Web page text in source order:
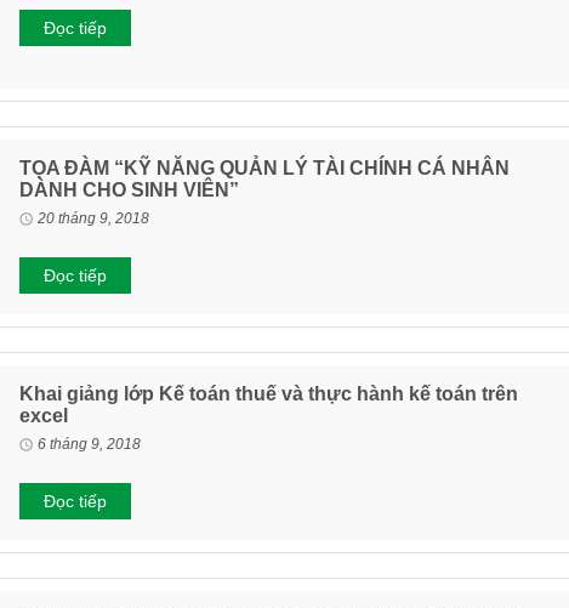
Đọc tiếp
TỌA ĐÀM “KỸ NĂNG QUẢN LÝ TÀI CHÍNH CÁ NHÂN
DÀNH CHO SINH VIÊN”
20 tháng 9, 2018
Đọc tiếp
Khai giảng lớp Kế toán thuế và thực hành kế toán trên
excel
6 tháng 9, 2018
Đọc tiếp